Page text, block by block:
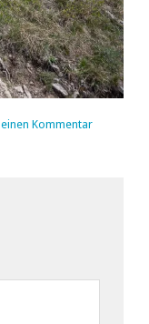
einen Kommentar